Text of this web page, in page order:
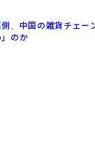
、中国の雑貨チェー
のか